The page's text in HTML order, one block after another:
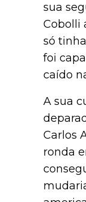
sua
Cobolli
só
foi
caído
A sua
Carlos
ronda